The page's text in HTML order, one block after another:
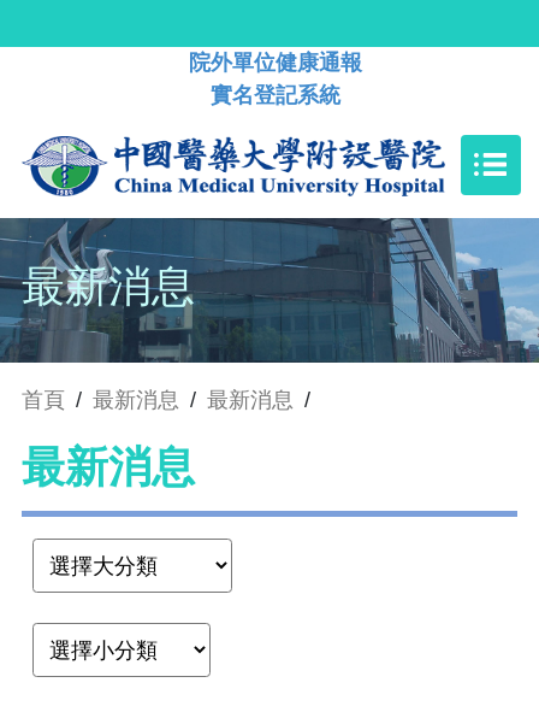
院外單位健康通報
實名登記系統
最新消息
首頁 / 最新消息 / 最新消息 /
最新消息